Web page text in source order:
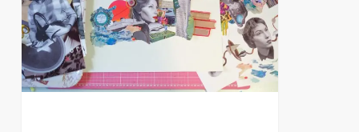
do
Doodle
Google
é